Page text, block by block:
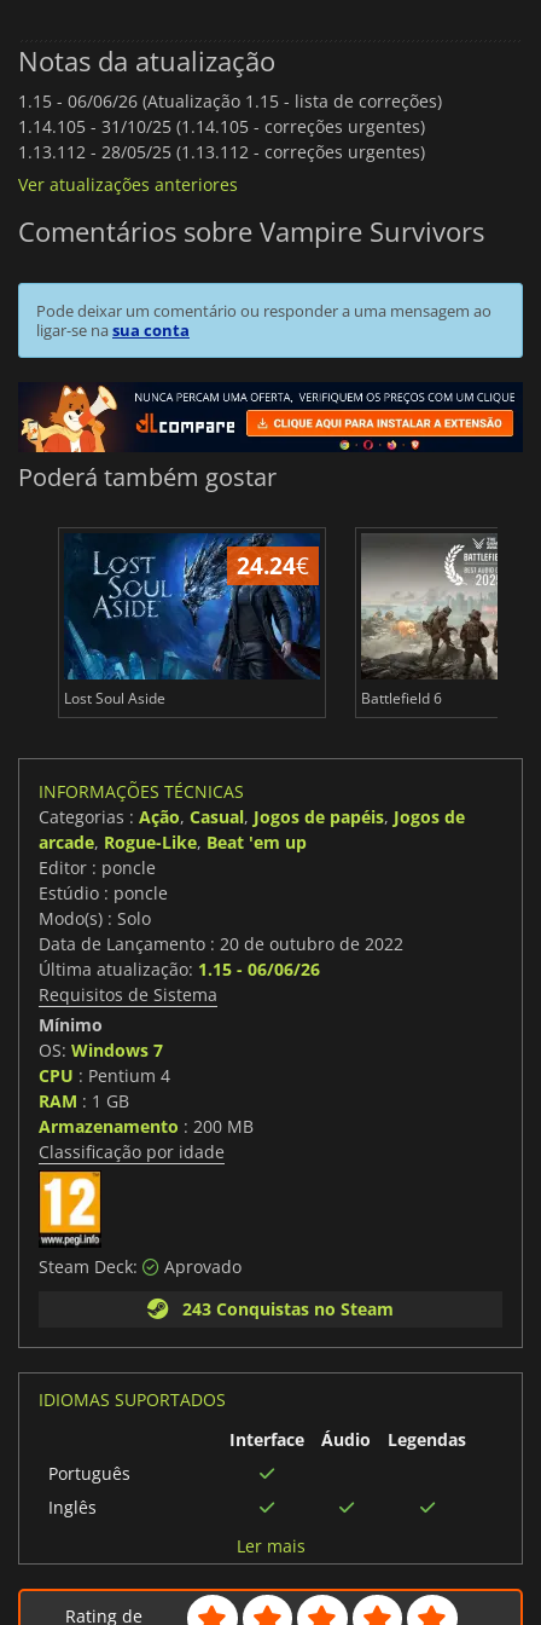
Notas da atualização
1.15 - 06/06/26 (Atualização 1.15 - lista de correções)
1.14.105 - 31/10/25 (1.14.105 - correções urgentes)
1.13.112 - 28/05/25 (1.13.112 - correções urgentes)
Ver atualizações anteriores
Comentários sobre Vampire Survivors
Pode deixar um comentário ou responder a uma mensagem ao
ligar-se nasua conta
Poderá também gostar
24.24€
Lost Soul Aside Battlefield 6
INFORMAÇÕES TÉCNICAS
Categorias : Ação, Casual, Jogos de papéis, Jogos de
arcade, Rogue-Like, Beat 'em up
Editor : poncle
Estúdio : poncle
Modo(s) : Solo
Data de Lançamento : 20 de outubro de 2022
Última atualização: 1.15 - 06/06/26
Requisitos de Sistema
Mínimo
OS: Windows 7
CPU : Pentium 4
RAM : 1 GB
Armazenamento : 200 MB
Classificação por idade
Steam Deck:
Aprovado
243 Conquistas no Steam
IDIOMAS SUPORTADOS
Interface
Áudio
Legendas
Português
Inglês
Coreano
Ler mais
Rating de